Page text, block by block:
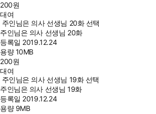
200원
대여
주인님은 의사 선생님 20화 선택
주인님은 의사 선생님 20화
등록일 2019.12.24
용량10MB
200원
대여
주인님은 의사 선생님 19화 선택
주인님은 의사 선생님 19화
등록일 2019.12.24
용량 9MB